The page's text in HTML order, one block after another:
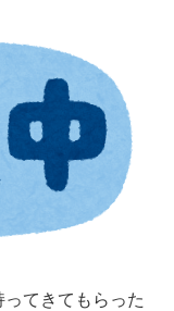
てきてもらった